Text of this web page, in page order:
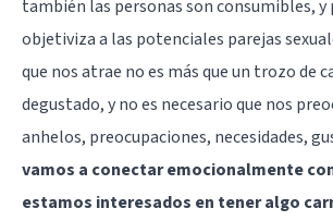
también las personas son consumibles,
objetiviza a las potenciales parejas
que nos atrae no es más que un trozo de
degustado, y no es necesario que nos
anhelos, preocupaciones, necesidades,
vamos a conectar emocionalmente
estamos interesados en tener algo